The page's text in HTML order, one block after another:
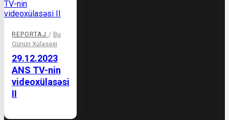
REPORTAJ / Bu
Günün Xülasəsi
29.12.2023
ANS TV-nin
videoxülasəsi
II